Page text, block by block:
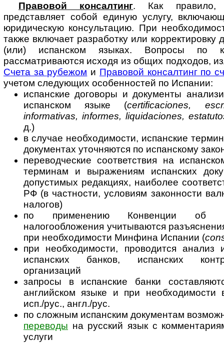
Правовой консалтинг. Как правило,
представляет собой единую услугу,
юридическую консультацию. При
также включает разработку или корректировку
(или) испанском языках. Вопросы по
рассматриваются исходя из общих подходов,
Счета за рубежом и Правовой консалтинг по
учетом следующих особенностей по Испании:
испанские договоры и документы
испанском языке (certificaciones,
informativas, informes, liquidaciones,
д.)
в случае необходимости, испанские
документах уточняются по испанскому
переводческие соответствия на
терминам и выражениям испанских
допустимых редакциях, наиболее
РФ (в частности, условиям законности
налогов)
по применению Конвенции об
налогообложения учитываются
при необходимости Минфина Испании (
при необходимости, проводится
испанских банков, испанских
организаций
запросы в испанские банки
английском языке и при
исп./рус., англ./рус.
по сложным испанским документам
переводы на русский язык с
услуги